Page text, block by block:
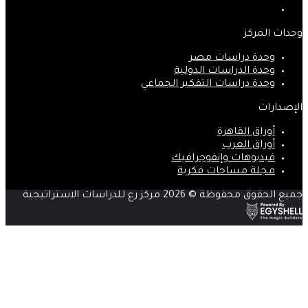
وحدات المركز
وحدة دراسات مصر
وحدة الدراسات الدولية
وحدة دراسات التفكير الجماعي
الإصدارات
أوراق القاهرة
أوراق العرب
فيديوهات وإنفوجرافيك
مجلة مساحات فكرية
جميع الحقوق محفوظة © 2026 مركز رع للدراسات الاستراتيجية